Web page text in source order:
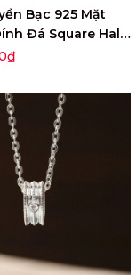
Bạc 925 Mặt
Đá Square Halo